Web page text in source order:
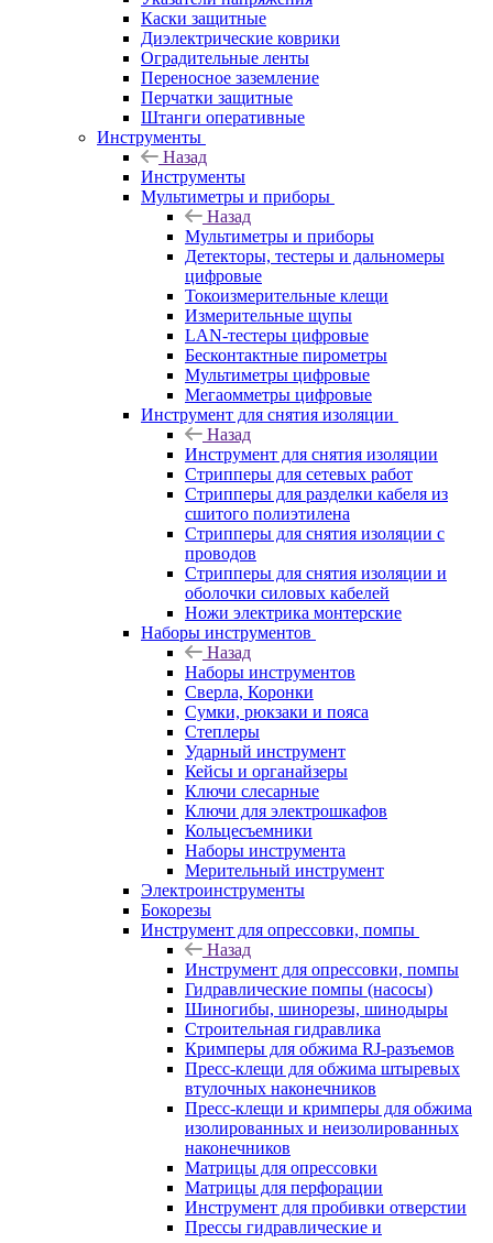
Каски защитные
Диэлектрические коврики
Оградительные ленты
Переносное заземление
Перчатки защитные
Штанги оперативные
Инструменты
Назад
Инструменты
Мультиметры и приборы
Назад
Мультиметры и приборы
Детекторы, тестеры и дальномеры
цифровые
Токоизмерительные клещи
Измерительные щупы
LAN-тестеры цифровые
Бесконтактные пирометры
Мультиметры цифровые
Мегаомметры цифровые
Инструмент для снятия изоляции
Назад
Инструмент для снятия изоляции
Стрипперы для сетевых работ
Стрипперы для разделки кабеля из
сшитого полиэтилена
Cтрипперы для снятия изоляции с
проводов
Стрипперы для снятия изоляции и
оболочки силовых кабелей
Ножи электрика монтерские
Наборы инструментов
Назад
Наборы инструментов
Сверла, Коронки
Сумки, рюкзаки и пояса
Степлеры
Ударный инструмент
Кейсы и органайзеры
Ключи слесарные
Ключи для электрошкафов
Кольцесъемники
Наборы инструмента
Мерительный инструмент
Электроинструменты
Бокорезы
Инструмент для опрессовки, помпы
Назад
Инструмент для опрессовки, помпы
Гидравлические помпы (насосы)
Шиногибы, шинорезы, шинодыры
Строительная гидравлика
Кримперы для обжима RJ-разъемов
Пресс-клещи для обжима штыревых
втулочных наконечников
Пресс-клещи и кримперы для обжима
изолированных и неизолированных
наконечников
Матрицы для опрессовки
Матрицы для перфорации
Инструмент для пробивки отверстии
Прессы гидравлические и